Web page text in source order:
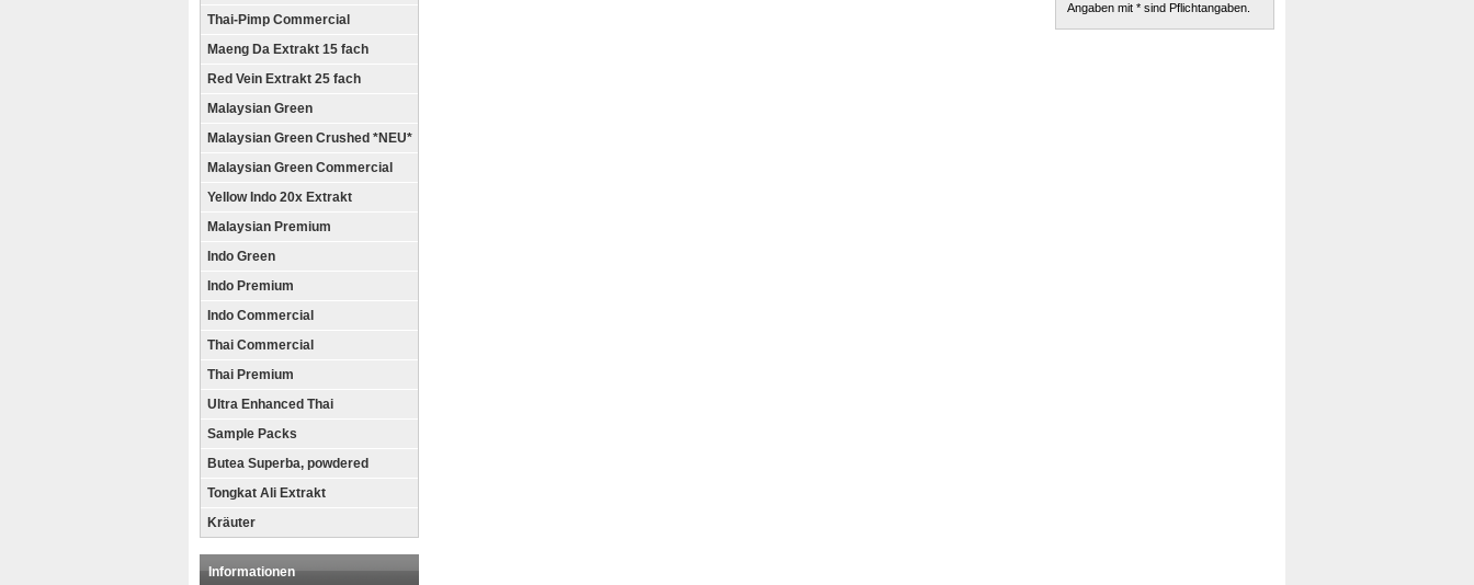
Thai-Pimp Commercial
Maeng Da Extrakt 15 fach
Red Vein Extrakt 25 fach
Malaysian Green
Malaysian Green Crushed *NEU*
Malaysian Green Commercial
Yellow Indo 20x Extrakt
Malaysian Premium
Indo Green
Indo Premium
Indo Commercial
Thai Commercial
Thai Premium
Ultra Enhanced Thai
Sample Packs
Butea Superba, powdered
Tongkat Ali Extrakt
Kräuter
Informationen
Angaben mit * sind Pflichtangaben.